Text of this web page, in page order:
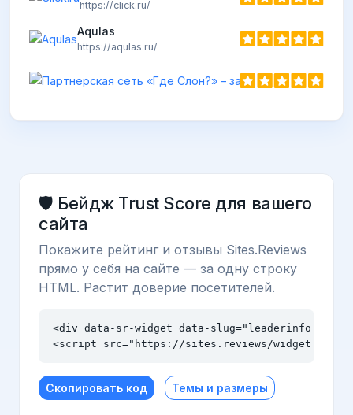
https://click.ru/
Aqulas
https://aqulas.ru/
🛡️ Бейдж Trust Score для вашего
сайта
Покажите рейтинг и отзывы Sites.Reviews
прямо у себя на сайте — за одну строку
HTML. Растит доверие посетителей.
<div data-sr-widget data-slug="leaderinfo.org"
<script src="https://sites.reviews/widget.js"
Скопировать код Темы и размеры